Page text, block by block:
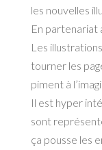
les nouvelles
En partenariat
Les
tourner les
piment à
Il est hyper
sont
ça pousse les